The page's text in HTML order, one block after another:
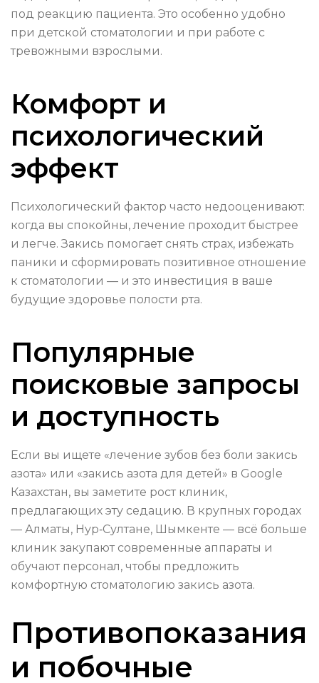
под реакцию пациента. Это особенно удобно
при детской стоматологии и при работе с
тревожными взрослыми.
Комфорт и
психологический
эффект
Психологический фактор часто недооценивают:
когда вы спокойны, лечение проходит быстрее
и легче. Закись помогает снять страх, избежать
паники и сформировать позитивное отношение
к стоматологии — и это инвестиция в ваше
будущие здоровье полости рта.
Популярные
поисковые запросы
и доступность
Если вы ищете «лечение зубов без боли закись
азота» или «закись азота для детей» в Google
Казахстан, вы заметите рост клиник,
предлагающих эту седацию. В крупных городах
— Алматы, Нур‑Султане, Шымкенте — всё больше
клиник закупают современные аппараты и
обучают персонал, чтобы предложить
комфортную стоматологию закись азота.
Противопоказания
и побочные